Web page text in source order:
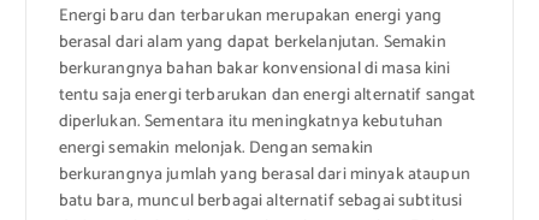
Energi baru dan terbarukan merupakan energi yang
berasal dari alam yang dapat berkelanjutan. Semakin
berkurangnya bahan bakar konvensional di masa kini
tentu saja energi terbarukan dan energi alternatif sangat
diperlukan. Sementara itu meningkatnya kebutuhan
energi semakin melonjak. Dengan semakin
berkurangnya jumlah yang berasal dari minyak ataupun
batu bara, muncul berbagai alternatif sebagai subtitusi